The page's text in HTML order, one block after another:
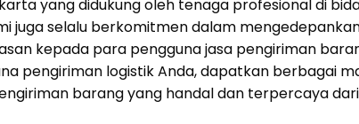
yang didukung oleh tenaga profesional di
juga selalu berkomitmen dalam
kepada para pengguna jasa pengiriman
pengiriman logistik Anda, dapatkan berbagai
barang yang handal dan terpercaya